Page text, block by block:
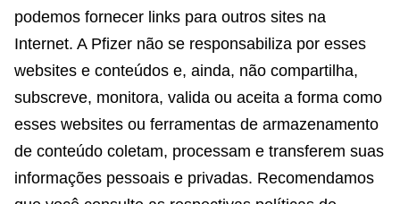
podemos fornecer links para outros sites na
Internet. A Pfizer não se responsabiliza por esses
websites e conteúdos e, ainda, não compartilha,
subscreve, monitora, valida ou aceita a forma como
esses websites ou ferramentas de armazenamento
de conteúdo coletam, processam e transferem suas
informações pessoais e privadas. Recomendamos